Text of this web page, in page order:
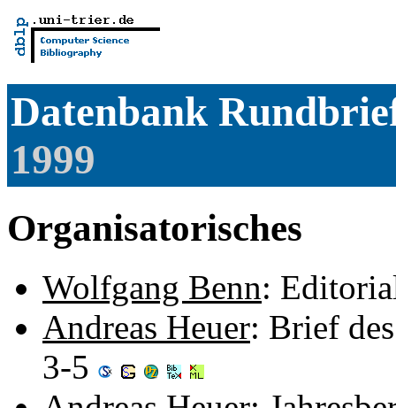
Datenbank
1999
Organisatorisches
Wolfgang Benn:
Andreas Heuer: Brief
3-5